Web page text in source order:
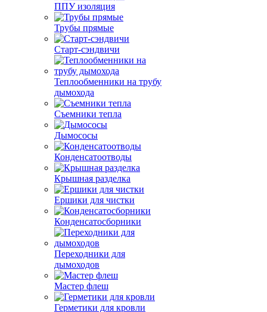
ППУ изоляция
Трубы прямые
Старт-сэндвичи
Теплообменники на трубу
дымохода
Съемники тепла
Дымососы
Конденсатоотводы
Крышная разделка
Ершики для чистки
Конденсатосборники
Переходники для
дымоходов
Мастер флеш
Герметики для кровли